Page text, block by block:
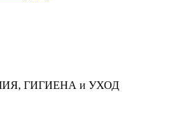
ГИГИЕНА и УХОД